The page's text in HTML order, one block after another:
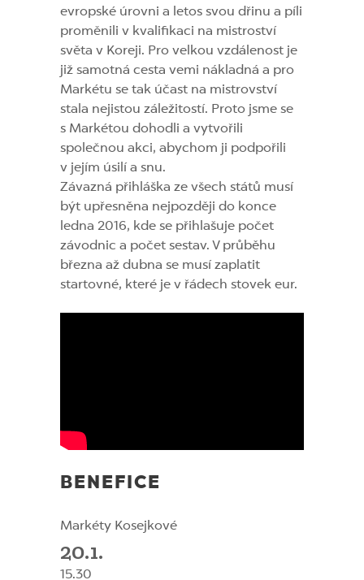
evropské úrovni a letos svou dřinu a píli
proměnili v kvalifikaci na mistroství
světa v Koreji. Pro velkou vzdálenost je
již samotná cesta vemi nákladná a pro
Markétu se tak účast na mistrovství
stala nejistou záležitostí. Proto jsme se
s Markétou dohodli a vytvořili
společnou akci, abychom ji podpořili
v jejím úsilí a snu.
Závazná přihláška ze všech států musí
být upřesněna nejpozději do konce
ledna 2016, kde se přihlašuje počet
závodnic a počet sestav. V průběhu
března až dubna se musí zaplatit
startovné, které je v řádech stovek eur.
BENEFICE
Markéty Kosejkové
20.1.
15.30